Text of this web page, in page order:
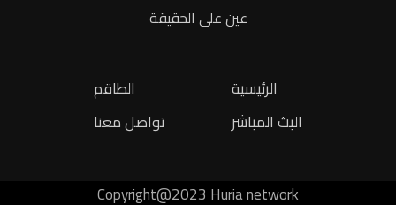
عين على الحقيقة
الطاقم
تواصل معنا
الرئيسية
البث المباشر
Copyright@2023 Huria network